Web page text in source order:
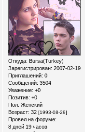
Откуда: Bursa(Turkey)
Зарегистрирован: 2007-02-19
Приглашений: 0
Сообщений: 3504
Уважение: +0
Позитив: +0
Пол: Женский
Возраст: 32 [1993-08-29]
Провел на форуме:
8 дней 19 часов